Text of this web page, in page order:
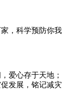
，科学预防你我
爱心存于天地；
发展，铭记减灾